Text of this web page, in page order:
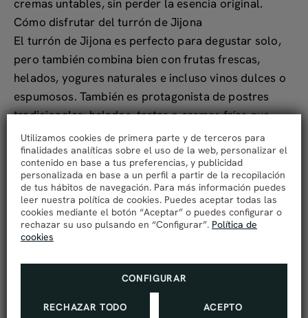
Utilizamos cookies de primera parte y de terceros para
finalidades analíticas sobre el uso de la web, personalizar el
contenido en base a tus preferencias, y publicidad
personalizada en base a un perfil a partir de la recopilación
de tus hábitos de navegación. Para más información puedes
leer nuestra política de cookies. Puedes aceptar todas las
cookies mediante el botón “Aceptar” o puedes configurar o
rechazar su uso pulsando en “Configurar”. Política de
cookies
CONFIGURAR
RECHAZAR TODO ACEPTO
cremas untables, sin perder la esencia original.
Cómo disfrutar del turrón de Jijona
El turrón de Jijona es perfecto para degustar solo,
pero también combina bien con frutas frescas,
helados, yogures naturales e incluso vinos dulces o
espumosos. También es protagonista de postres
tradicionales: helados, tartas o cremas frías que
mantienen vivo el legado turronero durante todo el
año.
Muchos restaurantes de la provincia incluyen
propuestas con turrón en sus menús navideños, y
cada vez más pastelerías lo trabajan en versiones
más creativas. Sea como sea, probarlo en Jijona,
cerca de su origen, es una experiencia que marca la
diferencia.
Jijona, un destino perfecto en Navidad
En definitiva, Jijona es mucho más que turrón. Es